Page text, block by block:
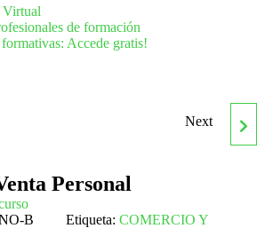
Virtual
de formación
Accede gratis!
E ISO
CURSO SUPERIORNext
Personal
B Etiqueta: COMERCIO Y